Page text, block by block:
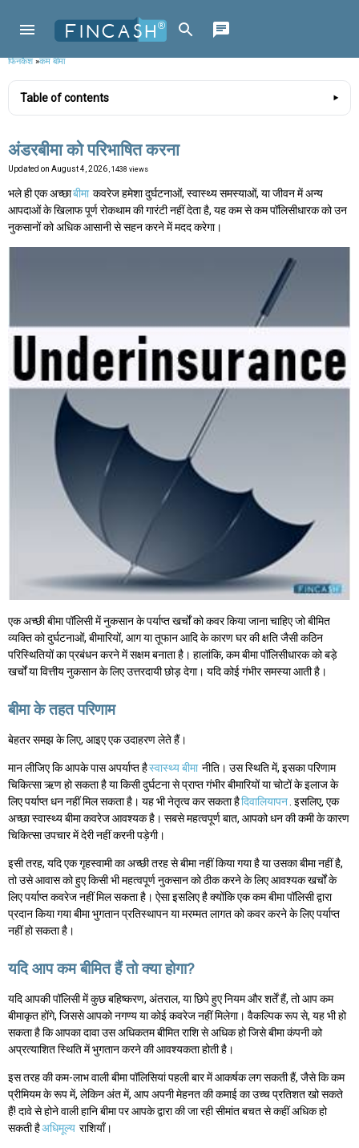
फिनकैश»कम बीमा
Table of contents
अंडरबीमा को परिभाषित करना
Updated on August 4, 2026 , 1438 views
भले ही एक अच्छाबीमा कवरेज हमेशा दुर्घटनाओं, स्वास्थ्य समस्याओं, या जीवन में अन्य
आपदाओं के खिलाफ पूर्ण रोकथाम की गारंटी नहीं देता है, यह कम से कम पॉलिसीधारक को उन
नुकसानों को अधिक आसानी से सहन करने में मदद करेगा।
एक अच्छी बीमा पॉलिसी में नुकसान के पर्याप्त खर्चों को कवर किया जाना चाहिए जो बीमित
व्यक्ति को दुर्घटनाओं, बीमारियों, आग या तूफान आदि के कारण घर की क्षति जैसी कठिन
परिस्थितियों का प्रबंधन करने में सक्षम बनाता है। हालांकि, कम बीमा पॉलिसीधारक को बड़े
खर्चों या वित्तीय नुकसान के लिए उत्तरदायी छोड़ देगा। यदि कोई गंभीर समस्या आती है।
बीमा के तहत परिणाम
बेहतर समझ के लिए, आइए एक उदाहरण लेते हैं।
मान लीजिए कि आपके पास अपर्याप्त हैस्वास्थ्य बीमा नीति। उस स्थिति में, इसका परिणाम
चिकित्सा ऋण हो सकता है या किसी दुर्घटना से प्राप्त गंभीर बीमारियों या चोटों के इलाज के
लिए पर्याप्त धन नहीं मिल सकता है। यह भी नेतृत्व कर सकता हैदिवालियापन . इसलिए, एक
अच्छा स्वास्थ्य बीमा कवरेज आवश्यक है। सबसे महत्वपूर्ण बात, आपको धन की कमी के कारण
चिकित्सा उपचार में देरी नहीं करनी पड़ेगी।
इसी तरह, यदि एक गृहस्वामी का अच्छी तरह से बीमा नहीं किया गया है या उसका बीमा नहीं है,
तो उसे आवास को हुए किसी भी महत्वपूर्ण नुकसान को ठीक करने के लिए आवश्यक खर्चों के
लिए पर्याप्त कवरेज नहीं मिल सकता है। ऐसा इसलिए है क्योंकि एक कम बीमा पॉलिसी द्वारा
प्रदान किया गया बीमा भुगतान प्रतिस्थापन या मरम्मत लागत को कवर करने के लिए पर्याप्त
नहीं हो सकता है।
यदि आप कम बीमित हैं तो क्या होगा?
यदि आपकी पॉलिसी में कुछ बहिष्करण, अंतराल, या छिपे हुए नियम और शर्तें हैं, तो आप कम
बीमाकृत होंगे, जिससे आपको नगण्य या कोई कवरेज नहीं मिलेगा। वैकल्पिक रूप से, यह भी हो
सकता है कि आपका दावा उस अधिकतम बीमित राशि से अधिक हो जिसे बीमा कंपनी को
अप्रत्याशित स्थिति में भुगतान करने की आवश्यकता होती है।
इस तरह की कम-लाभ वाली बीमा पॉलिसियां पहली बार में आकर्षक लग सकती हैं, जैसे कि कम
प्रीमियम के रूप में, लेकिन अंत में, आप अपनी मेहनत की कमाई का उच्च प्रतिशत खो सकते
हैं! दावे से होने वाली हानि बीमा पर आपके द्वारा की जा रही सीमांत बचत से कहीं अधिक हो
सकती हैअधिमूल्य राशियाँ।